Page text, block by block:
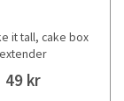
it tall, cake box
extender
49 kr